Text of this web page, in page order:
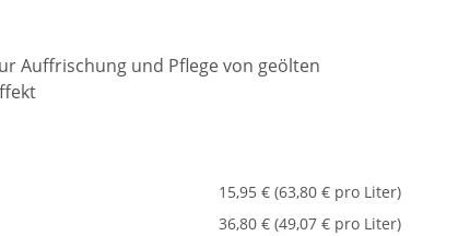
Auffrischung und Pflege von geölten
15,95 € (63,80 € pro Liter)
36,80 € (49,07 € pro Liter)